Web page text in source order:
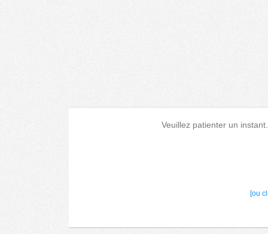
Veuillez patienter un
[ou